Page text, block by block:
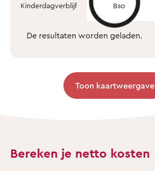
Kinderdagverblijf Bso
De resultaten worden geladen.
Toon kaartweergave
Bereken je netto kosten